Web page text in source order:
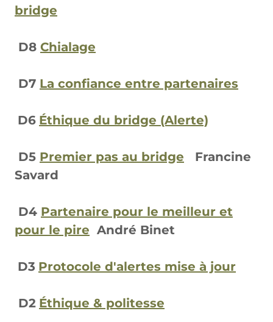
bridge
D8 Chialage
D7 La confiance entre partenaires
D6 Éthique du bridge (Alerte)
D5 Premier pas au bridge Francine
Savard
D4 Partenaire pour le meilleur et
pour le pire André Binet
D3 Protocole d'alertes mise à jour
D2 Éthique & politesse